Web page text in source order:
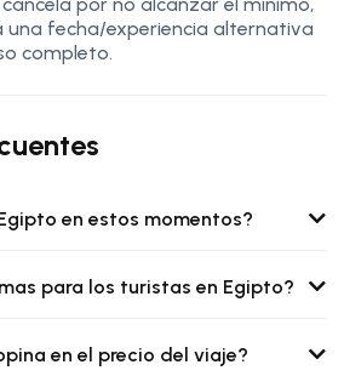
una fecha/experiencia alternativa
completo.
en estos momentos?
para los turistas en Egipto?
en el precio del viaje?